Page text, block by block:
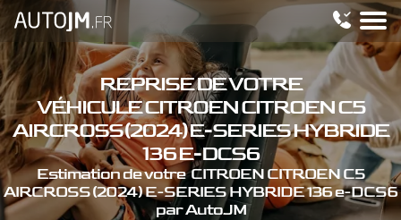
REPRISE DE VOTRE
VÉHICULE CITROEN CITROEN C5
AIRCROSS (2024) E-SERIES HYBRIDE
136 E-DCS6
Estimation de votre CITROEN CITROEN C5
AIRCROSS (2024) E-SERIES HYBRIDE 136 e-DCS6
par AutoJM